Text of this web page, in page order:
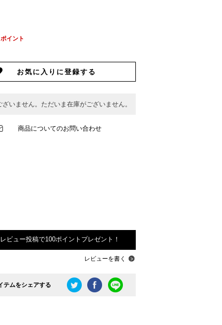
ポイント
お気に入りに登録する
ざいません。ただいま在庫がございません。
商品についてのお問い合わせ
レビュー投稿で100ポイントプレゼント！
レビューを書く
テムをシェアする